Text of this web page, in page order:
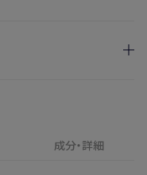
送となります。
ビスをご利用いただけ
成分・詳細